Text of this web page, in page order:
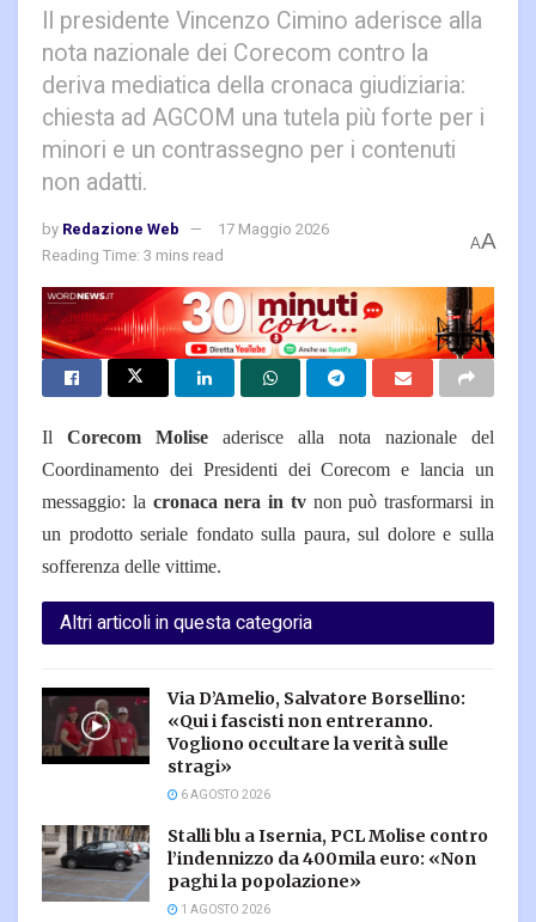
Il presidente Vincenzo Cimino aderisce alla
nota nazionale dei Corecom contro la
deriva mediatica della cronaca giudiziaria:
chiesta ad AGCOM una tutela più forte per i
minori e un contrassegno per i contenuti
non adatti.
by Redazione Web
17 Maggio 2026
Reading Time: 3 mins read
AA
Il Corecom Molise aderisce alla nota nazionale del
Coordinamento dei Presidenti dei Corecom e lancia un
messaggio: la cronaca nera in tvnon può trasformarsi in
un prodotto seriale fondato sulla paura, sul dolore e sulla
sofferenza delle vittime.
Altri articoli in questa categoria
Via D’Amelio, Salvatore Borsellino:
«Qui i fascisti non entreranno.
Vogliono occultare la verità sulle
stragi»
6 AGOSTO 2026
Stalli blu a Isernia, PCL Molise contro
l’indennizzo da 400mila euro: «Non
paghi la popolazione»
1 AGOSTO 2026